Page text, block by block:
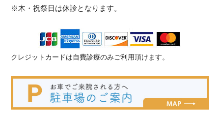
※木・祝祭日は休診となります。
クレジットカードは自費診療のみご利用頂けます。